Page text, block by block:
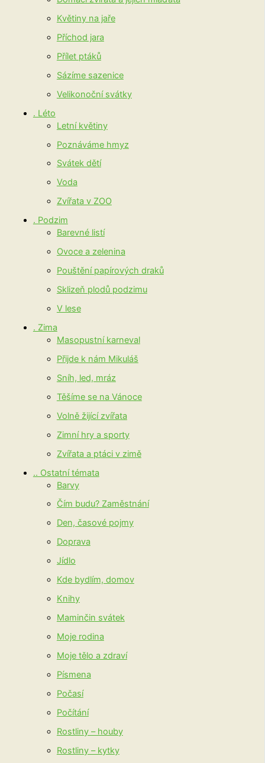
Květiny na jaře
Příchod jara
Přílet ptáků
Sázíme sazenice
Velikonoční svátky
. Léto
Letní květiny
Poznáváme hmyz
Svátek dětí
Voda
Zvířata v ZOO
. Podzim
Barevné listí
Ovoce a zelenina
Pouštění papírových draků
Sklizeň plodů podzimu
V lese
. Zima
Masopustní karneval
Přijde k nám Mikuláš
Sníh, led, mráz
Těšíme se na Vánoce
Volně žijící zvířata
Zimní hry a sporty
Zvířata a ptáci v zimě
.. Ostatní témata
Barvy
Čím budu? Zaměstnání
Den, časové pojmy
Doprava
Jídlo
Kde bydlím, domov
Knihy
Maminčin svátek
Moje rodina
Moje tělo a zdraví
Písmena
Počasí
Počítání
Rostliny – houby
Rostliny – kytky